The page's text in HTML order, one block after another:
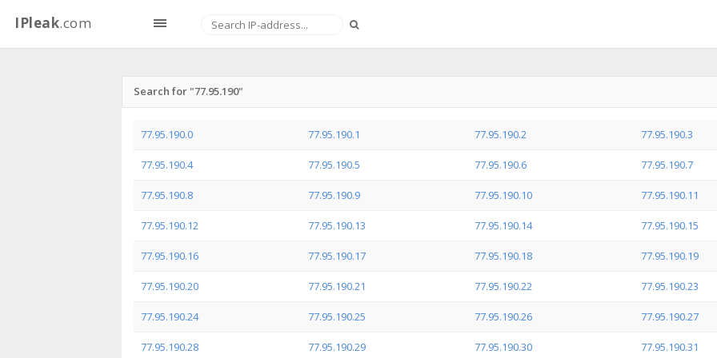
IPleak.com
Search for "77.95.190"
77.95.190.0 77.95.190.1 77.95.190.2 77.95.190.3
77.95.190.4 77.95.190.5 77.95.190.6 77.95.190.7
77.95.190.8 77.95.190.9 77.95.190.10 77.95.190.11
77.95.190.12 77.95.190.13 77.95.190.14 77.95.190.15
77.95.190.16 77.95.190.17 77.95.190.18 77.95.190.19
77.95.190.20 77.95.190.21 77.95.190.22 77.95.190.23
77.95.190.24 77.95.190.25 77.95.190.26 77.95.190.27
77.95.190.28 77.95.190.29 77.95.190.30 77.95.190.31